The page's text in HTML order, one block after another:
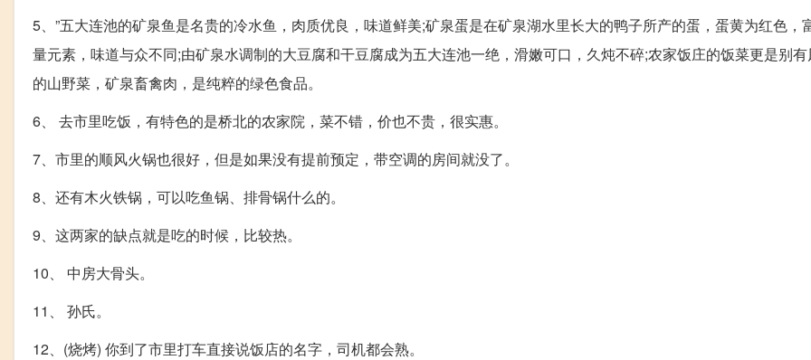
5、”五大连池的矿泉鱼是名贵的冷水鱼，肉质优良，味道鲜美;矿泉蛋是在矿泉湖水里长大的鸭子所产的蛋，蛋黄为红色，
量元素，味道与众不同;由矿泉水调制的大豆腐和干豆腐成为五大连池一绝，滑嫩可口，久炖不碎;农家饭庄的饭菜更是别
的山野菜，矿泉畜禽肉，是纯粹的绿色食品。
6、 去市里吃饭，有特色的是桥北的农家院，菜不错，价也不贵，很实惠。
7、市里的顺风火锅也很好，但是如果没有提前预定，带空调的房间就没了。
8、还有木火铁锅，可以吃鱼锅、排骨锅什么的。
9、这两家的缺点就是吃的时候，比较热。
10、 中房大骨头。
11、 孙氏。
12、(烧烤) 你到了市里打车直接说饭店的名字，司机都会熟。